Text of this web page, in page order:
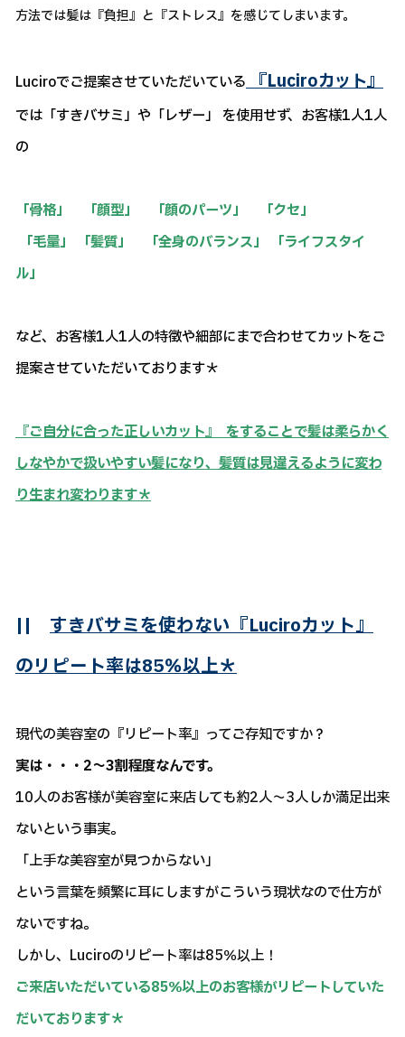
方法では髪は『負担』と『ストレス』を感じてしまいます。
Luciroでご提案させていただいている『Luciroカット』
では「すきバサミ」や「レザー」 を使用せず、お客様1人1人
の
「骨格」 「顔型」 「顔のパーツ」 「クセ」
「毛量」 「髪質」 「全身のバランス」 「ライフスタイ
ル」
など、お客様1人1人の特徴や細部にまで合わせてカットをご
提案させていただいております＊
『ご自分に合った正しいカット』 をすることで髪は柔らかく
しなやかで扱いやすい髪になり、髪質は見違えるように変わ
り生まれ変わります＊
|| すきバサミを使わない『Luciroカット』
のリピート率は85％以上＊
現代の美容室の『リピート率』ってご存知ですか？
実は・・・2～3割程度なんです。
10人のお客様が美容室に来店しても約2人～3人しか満足出来
ないという事実。
「上手な美容室が見つからない」
という言葉を頻繁に耳にしますがこういう現状なので仕方が
ないですね。
しかし、Luciroのリピート率は85％以上！
ご来店いただいている85％以上のお客様がリピートしていた
だいております＊